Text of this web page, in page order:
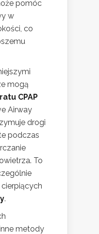
pomóc
w
co
mogą
CPAP
Airway
drogi
podczas
To
.
metody